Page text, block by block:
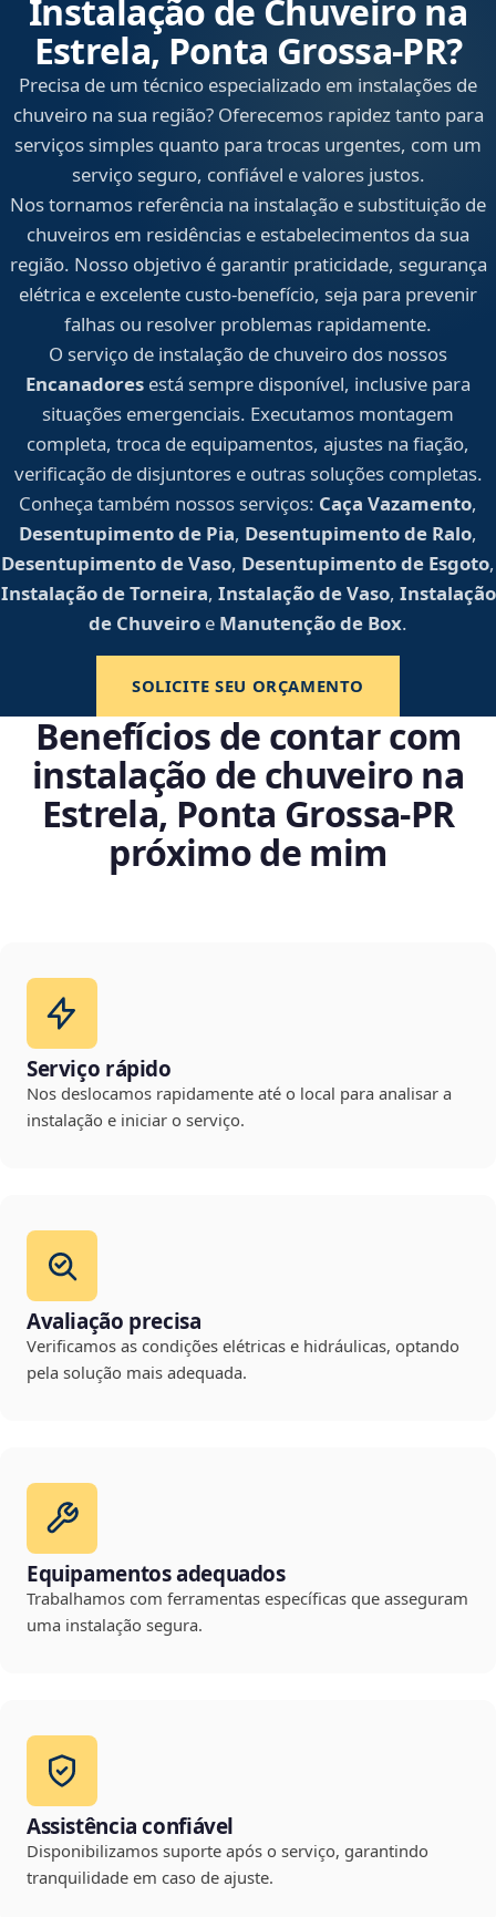
Instalação de Chuveiro na
Estrela, Ponta Grossa‑PR?
Precisa de um técnico especializado em instalações de
chuveiro na sua região? Oferecemos rapidez tanto para
serviços simples quanto para trocas urgentes, com um
serviço seguro, confiável e valores justos.
Nos tornamos referência na instalação e substituição de
chuveiros em residências e estabelecimentos da sua
região. Nosso objetivo é garantir praticidade, segurança
elétrica e excelente custo-benefício, seja para prevenir
falhas ou resolver problemas rapidamente.
O serviço de instalação de chuveiro dos nossos
Encanadores está sempre disponível, inclusive para
situações emergenciais. Executamos montagem
completa, troca de equipamentos, ajustes na fiação,
verificação de disjuntores e outras soluções completas.
Conheça também nossos serviços: Caça Vazamento,
Desentupimento de Pia, Desentupimento de Ralo,
Desentupimento de Vaso, Desentupimento de Esgoto,
Instalação de Torneira, Instalação de Vaso, Instalação
de Chuveiro e Manutenção de Box.
SOLICITE SEU ORÇAMENTO
Benefícios de contar com
instalação de chuveiro na
Estrela, Ponta Grossa‑PR
próximo de mim
Serviço rápido
Nos deslocamos rapidamente até o local para analisar a
instalação e iniciar o serviço.
Avaliação precisa
Verificamos as condições elétricas e hidráulicas, optando
pela solução mais adequada.
Equipamentos adequados
Trabalhamos com ferramentas específicas que asseguram
uma instalação segura.
Assistência confiável
Disponibilizamos suporte após o serviço, garantindo
tranquilidade em caso de ajuste.